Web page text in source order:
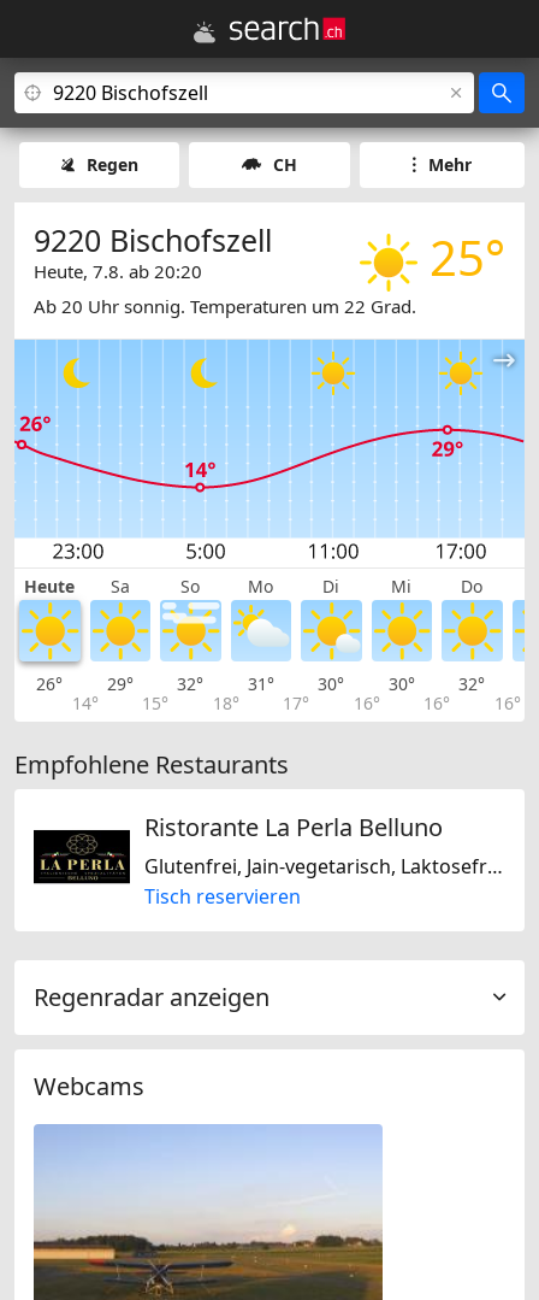
Regen CH Mehr
25°
9220 Bischofszell
Heute, 7.8. ab 20:20
Ab 20 Uhr sonnig. Temperaturen um 22 Grad.
Heute Sa So Mo Di Mi Do
26°
14°
29°
15°
32°
18°
31°
17°
30°
16°
30°
16°
32°
16°
Empfohlene Restaurants
Ristorante La Perla Belluno
Glutenfrei, Jain-vegetarisch, Laktosefrei, Italienisch
Tisch reservieren
Regenradar anzeigen
Webcams